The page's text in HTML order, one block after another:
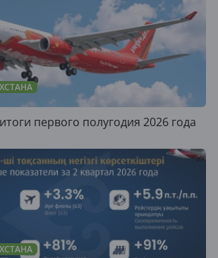
первого полугодия 2026 года